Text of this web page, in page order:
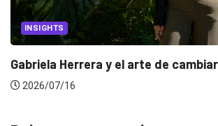
INSIGHTS
Gabriela Herrera y el arte de
2026/07/16